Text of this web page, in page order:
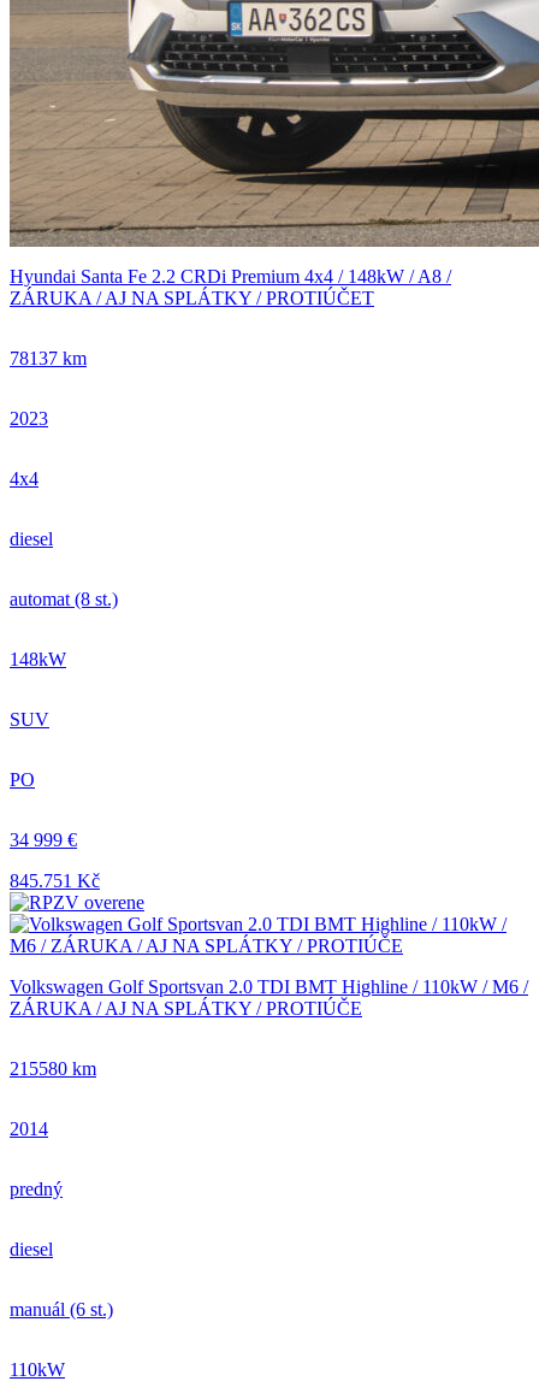
Hyundai Santa Fe 2.2 CRDi Premium 4x4 / 148kW / A8 /
ZÁRUKA / AJ NA SPLÁTKY / PROTIÚČET
78137 km
2023
4x4
diesel
automat (8 st.)
148kW
SUV
PO
34 999 €
845.751 Kč
Volkswagen Golf Sportsvan 2.0 TDI BMT Highline / 110kW / M6 /
ZÁRUKA / AJ NA SPLÁTKY / PROTIÚČE
215580 km
2014
predný
diesel
manuál (6 st.)
110kW